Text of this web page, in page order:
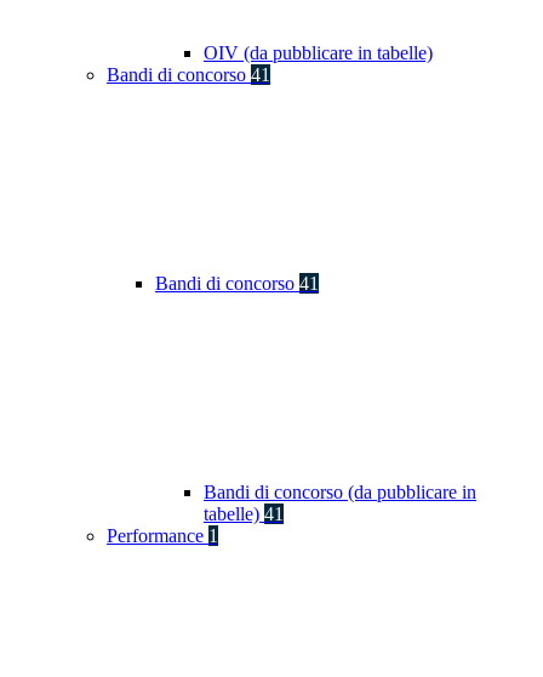
OIV (da pubblicare in tabelle)
Bandi di concorso 41
Bandi di concorso 41
Bandi di concorso (da pubblicare in
tabelle) 41
Performance 1